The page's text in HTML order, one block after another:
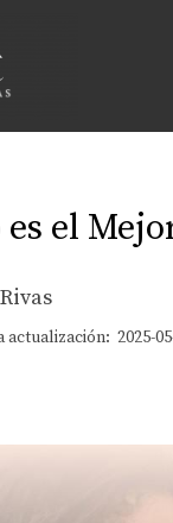
es el
actualización: 2025-